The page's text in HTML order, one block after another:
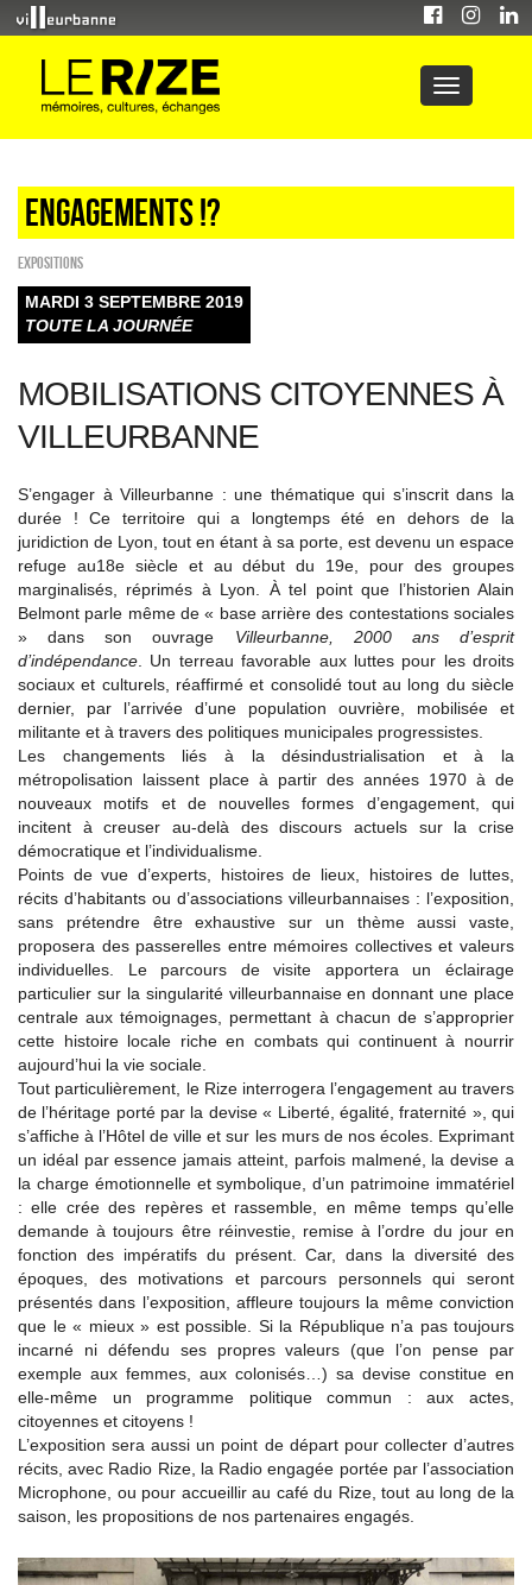
Engagements !?
EXPOSITIONS
MARDI 3 SEPTEMBRE 2019
TOUTE LA JOURNÉE
MOBILISATIONS CITOYENNES À
VILLEURBANNE
S’engager à Villeurbanne : une thématique qui s’inscrit dans la
durée ! Ce territoire qui a longtemps été en dehors de la
juridiction de Lyon, tout en étant à sa porte, est devenu un espace
refuge au18e siècle et au début du 19e, pour des groupes
marginalisés, réprimés à Lyon. À tel point que l’historien Alain
Belmont parle même de « base arrière des contestations sociales
» dans son ouvrage Villeurbanne, 2000 ans d’esprit
d’indépendance . Un terreau favorable aux luttes pour les droits
sociaux et culturels, réaffirmé et consolidé tout au long du siècle
dernier, par l’arrivée d’une population ouvrière, mobilisée et
militante et à travers des politiques municipales progressistes.
Les changements liés à la désindustrialisation et à la
métropolisation laissent place à partir des années 1970 à de
nouveaux motifs et de nouvelles formes d’engagement, qui
incitent à creuser au-delà des discours actuels sur la crise
démocratique et l’individualisme.
Points de vue d’experts, histoires de lieux, histoires de luttes,
récits d’habitants ou d’associations villeurbannaises : l’exposition,
sans prétendre être exhaustive sur un thème aussi vaste,
proposera des passerelles entre mémoires collectives et valeurs
individuelles. Le parcours de visite apportera un éclairage
particulier sur la singularité villeurbannaise en donnant une place
centrale aux témoignages, permettant à chacun de s’approprier
cette histoire locale riche en combats qui continuent à nourrir
aujourd’hui la vie sociale.
Tout particulièrement, le Rize interrogera l’engagement au travers
de l’héritage porté par la devise « Liberté, égalité, fraternité », qui
s’affiche à l’Hôtel de ville et sur les murs de nos écoles. Exprimant
un idéal par essence jamais atteint, parfois malmené, la devise a
la charge émotionnelle et symbolique, d’un patrimoine immatériel
: elle crée des repères et rassemble, en même temps qu’elle
demande à toujours être réinvestie, remise à l’ordre du jour en
fonction des impératifs du présent. Car, dans la diversité des
époques, des motivations et parcours personnels qui seront
présentés dans l’exposition, affleure toujours la même conviction
que le « mieux » est possible. Si la République n’a pas toujours
incarné ni défendu ses propres valeurs (que l’on pense par
exemple aux femmes, aux colonisés…) sa devise constitue en
elle-même un programme politique commun : aux actes,
citoyennes et citoyens !
L’exposition sera aussi un point de départ pour collecter d’autres
récits, avec Radio Rize, la Radio engagée portée par l’association
Microphone, ou pour accueillir au café du Rize, tout au long de la
saison, les propositions de nos partenaires engagés.